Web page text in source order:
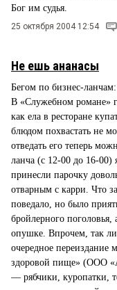
Бог им судья.
25 октября 2004 12:54
Не ешь ананасы
Бегом по бизнес-
В «Служебном романе»
как ела в ресторане
блюдом похвастать не
отведать его теперь
ланча (с 12-00 до 16-00)
принесли парочку
отварным с карри. Что
поведало, но было
бройлерного поголовья,
опушке. Впрочем, так
очередное переиздание
здоровой пище» (ООО
— рябчики, куропатки,